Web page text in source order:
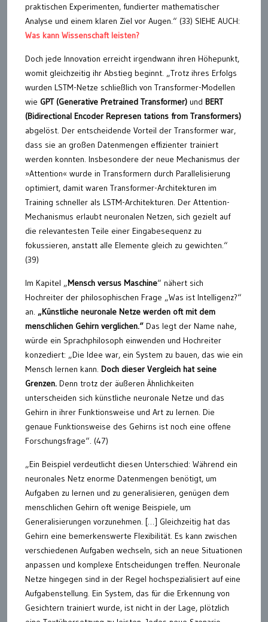
praktischen Experimenten, fundierter mathematischer
Analyse und einem klaren Ziel vor Augen.“ (33) SIEHE AUCH:
Was kann Wissenschaft leisten?
Doch jede Innovation erreicht irgendwann ihren Höhepunkt,
womit gleichzeitig ihr Abstieg beginnt. „Trotz ihres Erfolgs
wurden LSTM-Netze schließlich von Transformer-Modellen
wie GPT (Generative Pretrained Transformer) und BERT
(Bidirectional Encoder Represen tations from Transformers)
abgelöst. Der entscheidende Vorteil der Transformer war,
dass sie an großen Datenmengen effizienter trainiert
werden konnten. Insbesondere der neue Mechanismus der
»Attention« wurde in Transformern durch Parallelisierung
optimiert, damit waren Transformer-Architekturen im
Training schneller als LSTM-Architekturen. Der Attention-
Mechanismus erlaubt neuronalen Netzen, sich gezielt auf
die relevantesten Teile einer Eingabesequenz zu
fokussieren, anstatt alle Elemente gleich zu gewichten.“
(39)
Im Kapitel „Mensch versus Maschine“ nähert sich
Hochreiter der philosophischen Frage „Was ist Intelligenz?“
an. „Künstliche neuronale Netze werden oft mit dem
menschlichen Gehirn verglichen.“ Das legt der Name nahe,
würde ein Sprachphilosoph einwenden und Hochreiter
konzediert: „Die Idee war, ein System zu bauen, das wie ein
Mensch lernen kann. Doch dieser Vergleich hat seine
Grenzen. Denn trotz der äußeren Ähnlichkeiten
unterscheiden sich künstliche neuronale Netze und das
Gehirn in ihrer Funktionsweise und Art zu lernen. Die
genaue Funktionsweise des Gehirns ist noch eine offene
Forschungsfrage“. (47)
„Ein Beispiel verdeutlicht diesen Unterschied: Während ein
neuronales Netz enorme Datenmengen benötigt, um
Aufgaben zu lernen und zu generalisieren, genügen dem
menschlichen Gehirn oft wenige Beispiele, um
Generalisierungen vorzunehmen. […] Gleichzeitig hat das
Gehirn eine bemerkenswerte Flexibilität. Es kann zwischen
verschiedenen Aufgaben wechseln, sich an neue Situationen
anpassen und komplexe Entscheidungen treffen. Neuronale
Netze hingegen sind in der Regel hochspezialisiert auf eine
Aufgabenstellung. Ein System, das für die Erkennung von
Gesichtern trainiert wurde, ist nicht in der Lage, plötzlich